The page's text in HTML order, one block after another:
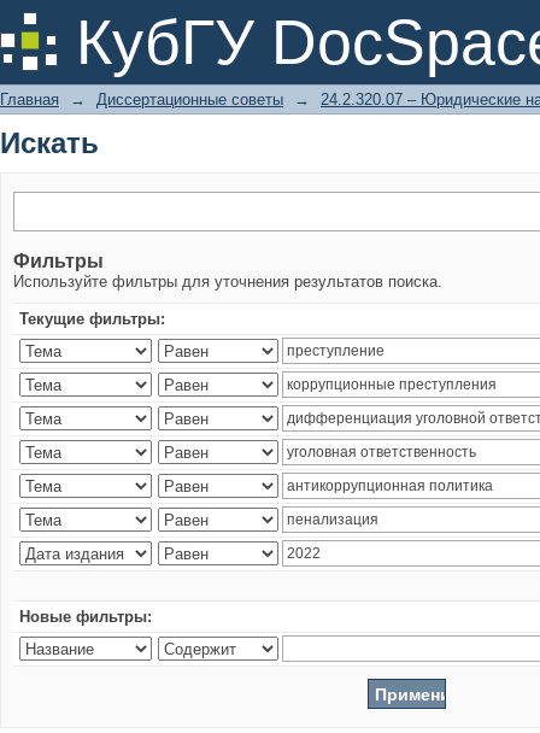
КубГУ
Искать
Главная → Диссертационные советы → 24.2.320.07 – Юридические
Искать
Фильтры
Используйте фильтры для уточнения результатов поиска.
Текущие фильтры:
Новые фильтры: